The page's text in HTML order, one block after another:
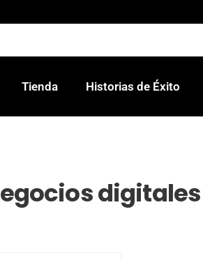
Tienda Historias de Éxito